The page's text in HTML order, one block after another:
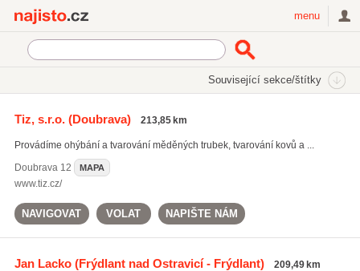
menu
Související sekce/štítky
frézování(866)
soustružení (973)
Tiz, s.r.o.(Doubrava) 213,85 km
Provádíme ohýbání a tvarování měděných trubek, tvarování kovů a ...
Doubrava12 MAPA
www.tiz.cz/
NAVIGOVAT VOLAT NAPIŠTE NÁM
Jan Lacko(Frýdlant nad Ostravicí - Frýdlant) 209,49 km